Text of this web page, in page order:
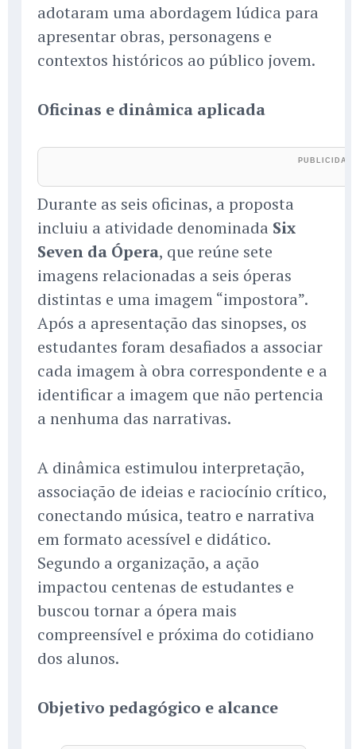
adotaram uma abordagem lúdica para
apresentar obras, personagens e
contextos históricos ao público jovem.
Oficinas e dinâmica aplicada
Durante as seis oficinas, a proposta
incluiu a atividade denominada Six
Seven da Ópera, que reúne sete
imagens relacionadas a seis óperas
distintas e uma imagem “impostora”.
Após a apresentação das sinopses, os
estudantes foram desafiados a associar
cada imagem à obra correspondente e a
identificar a imagem que não pertencia
a nenhuma das narrativas.
A dinâmica estimulou interpretação,
associação de ideias e raciocínio crítico,
conectando música, teatro e narrativa
em formato acessível e didático.
Segundo a organização, a ação
impactou centenas de estudantes e
buscou tornar a ópera mais
compreensível e próxima do cotidiano
dos alunos.
Objetivo pedagógico e alcance